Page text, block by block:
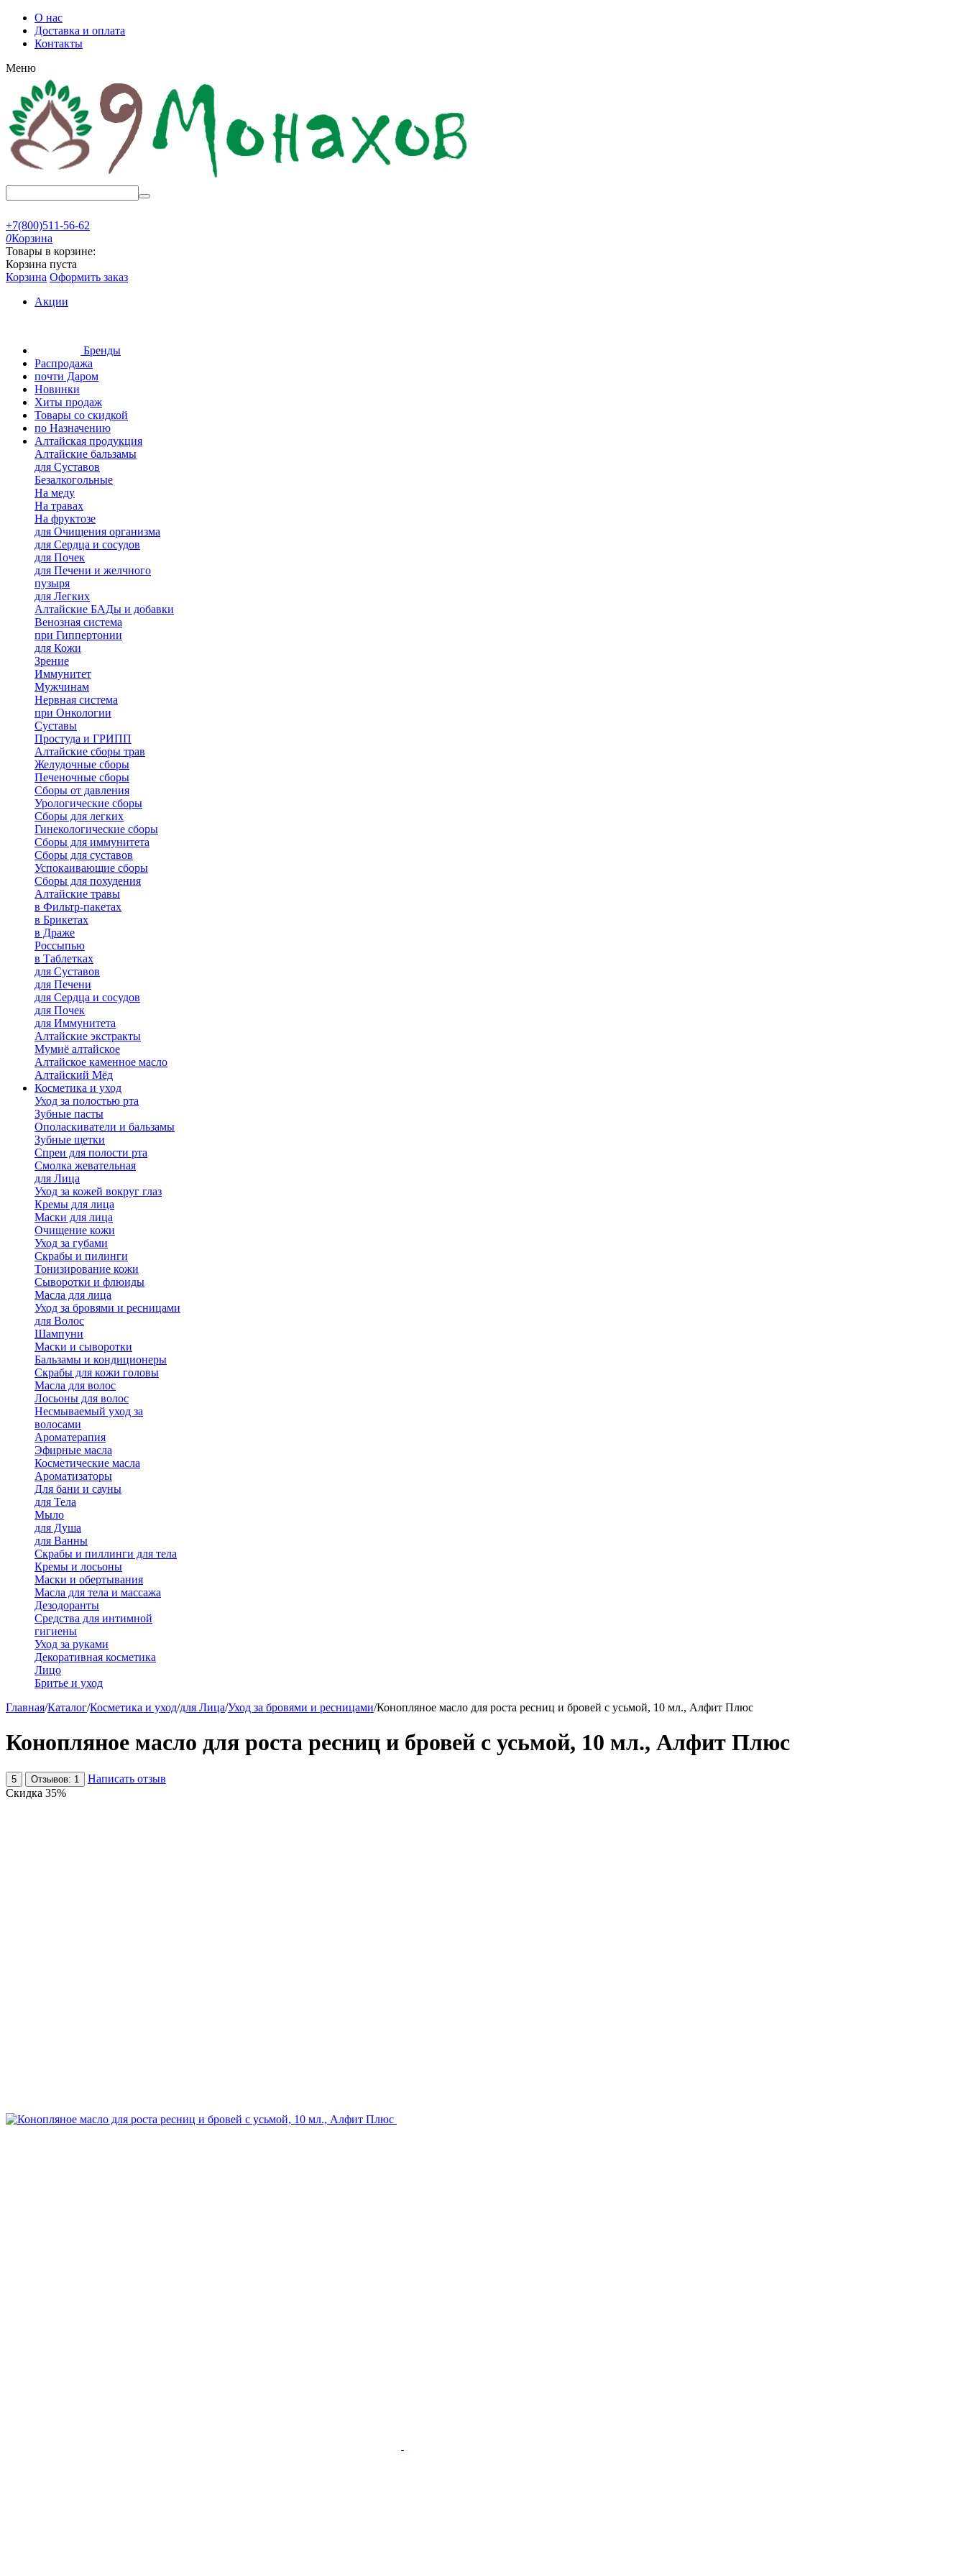
О нас
Доставка и оплата
Контакты
Меню
+7(800)511-56-62
0Корзина
Товары в корзине:
Корзина пуста
Корзина Оформить заказ
Акции
Бренды
Распродажа
почти Даром
Новинки
Хиты продаж
Товары со скидкой
по Назначению
Алтайская продукция
Алтайские бальзамы
для Суставов
Безалкогольные
На меду
На травах
На фруктозе
для Очищения организма
для Сердца и сосудов
для Почек
для Печени и желчного
пузыря
для Легких
Алтайские БАДы и добавки
Венозная система
при Гиппертонии
для Кожи
Зрение
Иммунитет
Мужчинам
Нервная система
при Онкологии
Суставы
Простуда и ГРИПП
Алтайские сборы трав
Желудочные сборы
Печеночные сборы
Сборы от давления
Урологические сборы
Сборы для легких
Гинекологические сборы
Сборы для иммунитета
Сборы для суставов
Успокаивающие сборы
Сборы для похудения
Алтайские травы
в Фильтр-пакетах
в Брикетах
в Драже
Россыпью
в Таблетках
для Cуставов
для Печени
для Сердца и сосудов
для Почек
для Иммунитета
Алтайские экстракты
Мумиё алтайское
Алтайское каменное масло
Алтайский Мёд
Косметика и уход
Уход за полостью рта
Зубные пасты
Ополаскиватели и бальзамы
Зубные щетки
Спреи для полости рта
Смолка жевательная
для Лица
Уход за кожей вокруг глаз
Кремы для лица
Маски для лица
Очищение кожи
Уход за губами
Скрабы и пилинги
Тонизирование кожи
Сыворотки и флюиды
Масла для лица
Уход за бровями и ресницами
для Волос
Шампуни
Маски и сыворотки
Бальзамы и кондиционеры
Скрабы для кожи головы
Масла для волос
Лосьоны для волос
Несмываемый уход за
волосами
Ароматерапия
Эфирные масла
Косметические масла
Ароматизаторы
Для бани и сауны
для Тела
Мыло
для Душа
для Ванны
Скрабы и пиллинги для тела
Кремы и лосьоны
Маски и обертывания
Масла для тела и массажа
Дезодоранты
Средства для интимной
гигиены
Уход за руками
Декоративная косметика
Лицо
Бритье и уход
Главная/Каталог/Косметика и уход/для Лица/Уход за бровями и ресницами/Конопляное масло для роста ресниц и бровей с усьмой, 10 мл., Алфит Плюс
Конопляное масло для роста ресниц и бровей с усьмой, 10 мл., Алфит Плюс
5 Отзывов: 1
Написать отзыв
Скидка 35%